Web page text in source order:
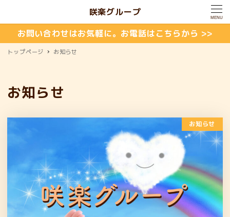
咲楽グループ
MENU
お問い合わせはお気軽に。お電話はこちらから >>
トップページ お知らせ
お知らせ
お知らせ